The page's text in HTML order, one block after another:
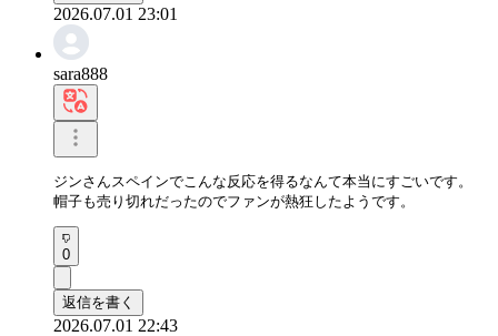
2026.07.01 23:01
sara888
ジンさんスペインでこんな反応を得るなんて本当にすごいです。
帽子も売り切れだったのでファンが熱狂したようです。
0
返信を書く
2026.07.01 22:43